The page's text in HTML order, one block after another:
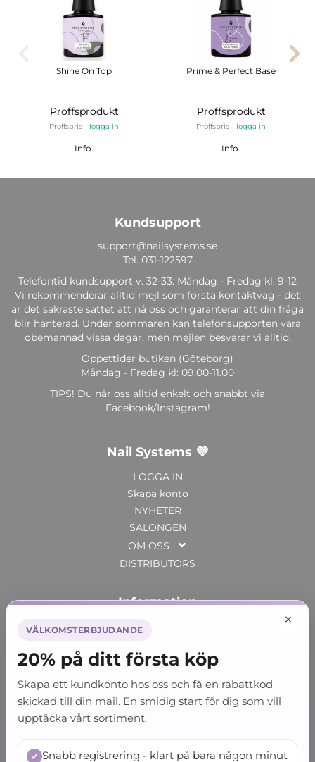
Shine On Top
Proffsprodukt
Proffspris - logga in
Info
Prime & Perfect Base
Proffsprodukt
Proffspris - logga in
Info
Kundsupport
support@nailsystems.se
Tel. 031-122597
Telefontid kundsupport v. 32-33: Måndag - Fredag kl. 9-12
Vi rekommenderar alltid mejl som första kontaktväg - det
är det säkraste sättet att nå oss och garanterar att din fråga
blir hanterad. Under sommaren kan telefonsupporten vara
obemannad vissa dagar, men mejlen besvarar vi alltid.
Öppettider butiken (Göteborg)
Måndag - Fredag kl: 09.00-11.00
TIPS! Du når oss alltid enkelt och snabbt via
Facebook/Instagram!
Nail Systems 💜
LOGGA IN
Skapa konto
NYHETER
SALONGEN
OM OSS
DISTRIBUTORS
Information
Leveransinformation
Ångerrätt, retur & byte
Policy GDPR
SDS - Säkerhetsdatablad
Nagelbloggen
×
VÄLKOMSTERBJUDANDE
20% på ditt första köp
Skapa ett kundkonto hos oss och få en rabattkod
skickad till din mail. En smidig start för dig som vill
upptäcka vårt sortiment.
✓ Snabb registrering - klart på bara någon minut